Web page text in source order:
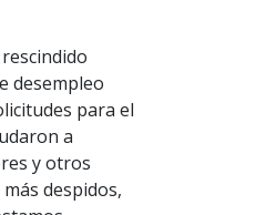
desempleo
para el
a
y otros
despidos,